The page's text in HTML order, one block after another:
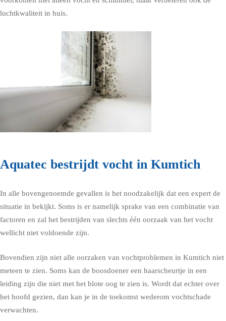
luchtkwaliteit in huis.
Aquatec bestrijdt vocht in Kumtich
In alle bovengenoemde gevallen is het noodzakelijk dat een expert de
situatie in bekijkt. Soms is er namelijk sprake van een combinatie van
factoren en zal het bestrijden van slechts één oorzaak van het vocht
wellicht niet voldoende zijn.
Bovendien zijn niet alle oorzaken van vochtproblemen in Kumtich niet
meteen te zien. Soms kan de boosdoener een haarscheurtje in een
leiding zijn die niet met het blote oog te zien is. Wordt dat echter over
het hoofd gezien, dan kan je in de toekomst wederom vochtschade
verwachten.